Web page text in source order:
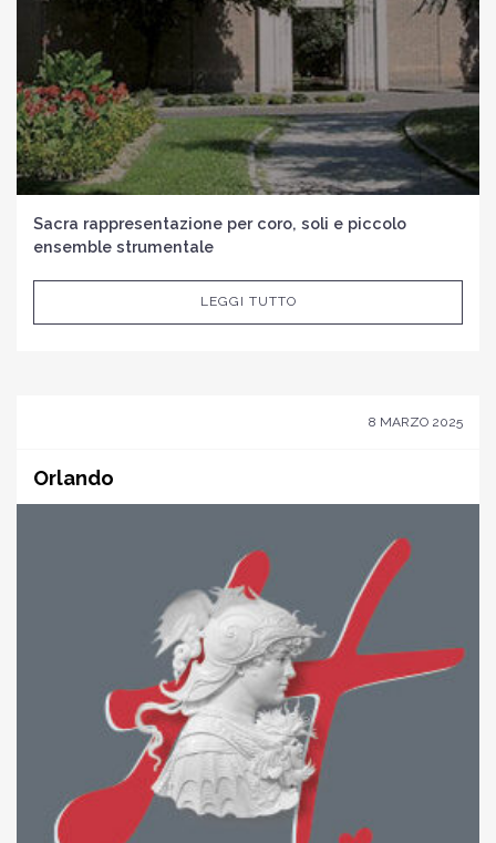
Sacra rappresentazione per coro, soli e piccolo
ensemble strumentale
LEGGI TUTTO
8 MARZO 2025
Orlando